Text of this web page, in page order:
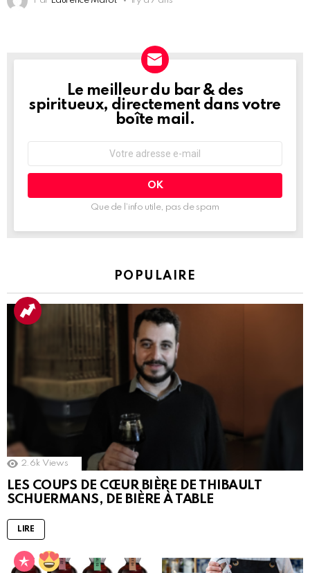
NEWSLETTER
Le meilleur du bar & des
spiritueux, directement dans votre
boîte mail.
mail
Que de l’info utile, pas de spam
POPULAIRE
2.6k Views
LES COUPS DE CŒUR BIÈRE DE THIBAULT
SCHUERMANS, DE BIÈRE À TABLE
LIRE